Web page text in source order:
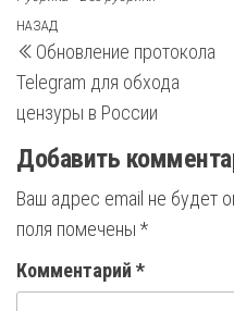
Навигация
по
записям
Предыдущая
запись
НАЗАД
Обновление протокола
Telegram для обхода
цензуры в России
Добавить
Ваш адрес email не будет
поля помечены *
Комментарий *